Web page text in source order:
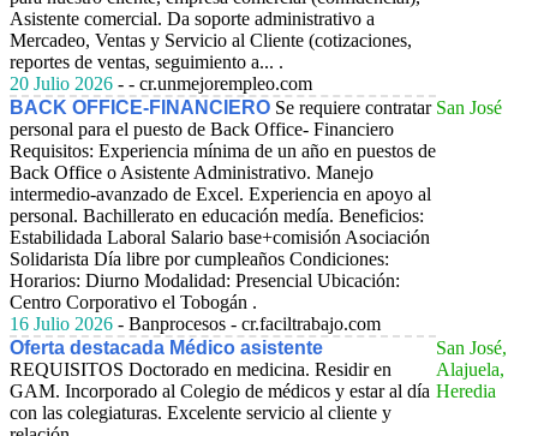
Asistente comercial. Da soporte administrativo a
Mercadeo, Ventas y Servicio al Cliente (cotizaciones,
reportes de ventas, seguimiento a... .
20 Julio 2026 - - cr.unmejorempleo.com
BACK OFFICE-FINANCIERO Se requiere contratar
personal para el puesto de Back Office- Financiero
Requisitos: Experiencia mínima de un año en puestos de
Back Office o Asistente Administrativo. Manejo
intermedio-avanzado de Excel. Experiencia en apoyo al
personal. Bachillerato en educación medía. Beneficios:
Estabilidada Laboral Salario base+comisión Asociación
Solidarista Día libre por cumpleaños Condiciones:
Horarios: Diurno Modalidad: Presencial Ubicación:
Centro Corporativo el Tobogán .
16 Julio 2026 - Banprocesos - cr.faciltrabajo.com
San José
Oferta destacada Médico asistente
REQUISITOS Doctorado en medicina. Residir en
GAM. Incorporado al Colegio de médicos y estar al día
con las colegiaturas. Excelente servicio al cliente y
San José,
Alajuela,
Heredia